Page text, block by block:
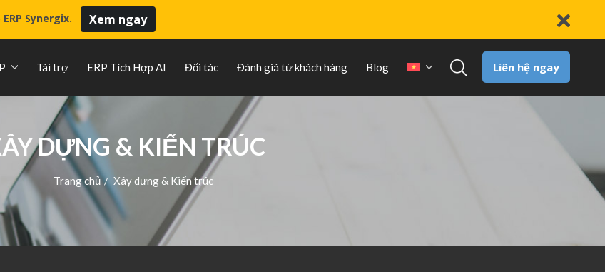
Synergix. Xem ngay
Tài trợ ERP Tích Hợp AI Đối tác Đánh giá từ khách hàng Blog Liên hệ ngay
DỰNG & KIẾN TRÚC
Trang chủ / Xây dựng & Kiến trúc